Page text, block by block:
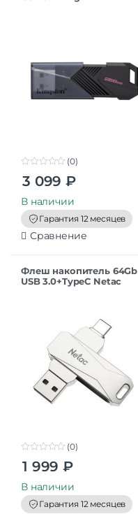
o
t
o
f
5
(0)
3 099 ₽
В наличии
Гарантия 12 месяцев
Сравнение
Флеш накопитель 64Gb
USB 3.0+TypeC Netac
t
o
f
5
(0)
1 999 ₽
В наличии
Гарантия 12 месяцев